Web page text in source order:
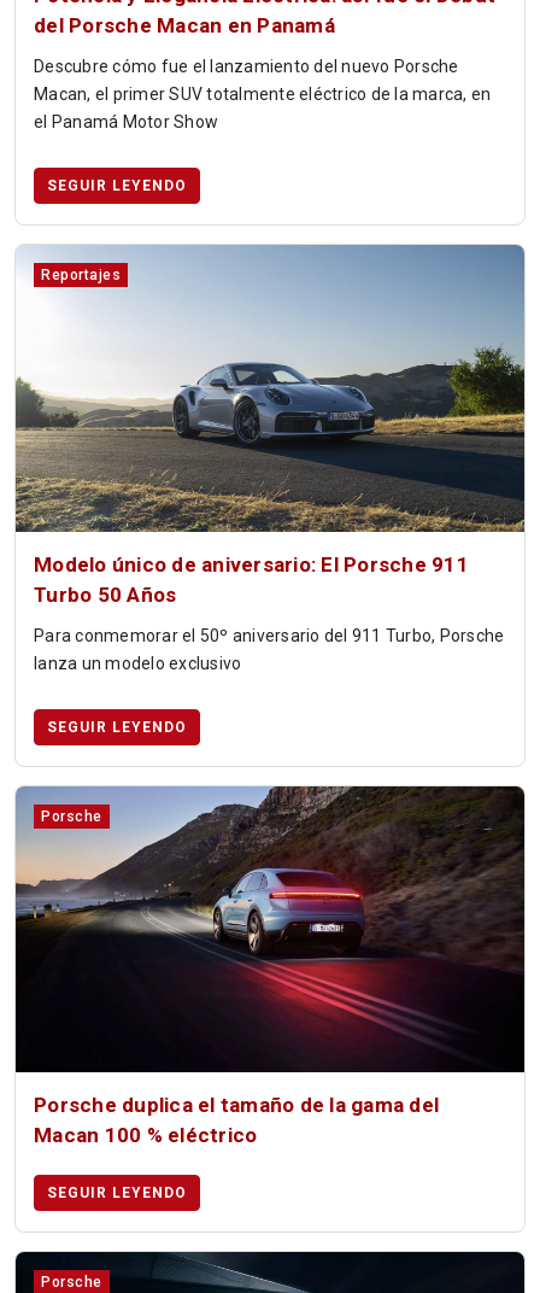
del Porsche Macan en Panamá
Descubre cómo fue el lanzamiento del nuevo Porsche
Macan, el primer SUV totalmente eléctrico de la marca, en
el Panamá Motor Show
SEGUIR LEYENDO
Reportajes
Modelo único de aniversario: El Porsche 911
Turbo 50 Años
Para conmemorar el 50º aniversario del 911 Turbo, Porsche
lanza un modelo exclusivo
SEGUIR LEYENDO
Porsche
Porsche duplica el tamaño de la gama del
Macan 100 % eléctrico
SEGUIR LEYENDO
Porsche